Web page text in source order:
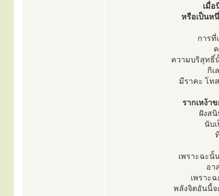
เมื่อ
หรือเป็นห
การที่
ความบริสุทธิ์
กิเ
มีราคะ โท
รากเหง้า
ฝังส
นับ
เพราะฉะนั้
อา
เพราะ
พลังจิตอันนี้จ